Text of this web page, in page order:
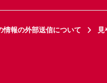
情報の外部送信について
見